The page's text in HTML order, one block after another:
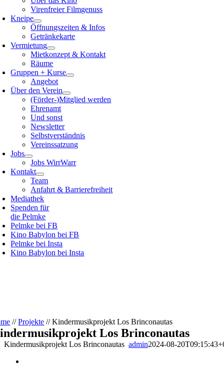
Virenfreier Filmgenuss
Kneipe
Öffnungszeiten & Infos
Getränkekarte
Vermietung
Mietkonzept & Kontakt
Räume
Gruppen + Kurse
Angebot
Über den Verein
(Förder-)Mitglied werden
Ehrenamt
Und sonst
Newsletter
Selbstverständnis
Vereinssatzung
Jobs
Jobs WirrWarr
Kontakt
Team
Anfahrt & Barrierefreiheit
Mediathek
Spenden für
die Pelmke
Pelmke bei FB
Kino Babylon bei FB
Pelmke bei Insta
Kino Babylon bei Insta
//Projekte //Kindermusikprojekt Los Brinconautas
Los Brinconautas
Kindermusikprojekt Los Brinconautas admin2024-08-